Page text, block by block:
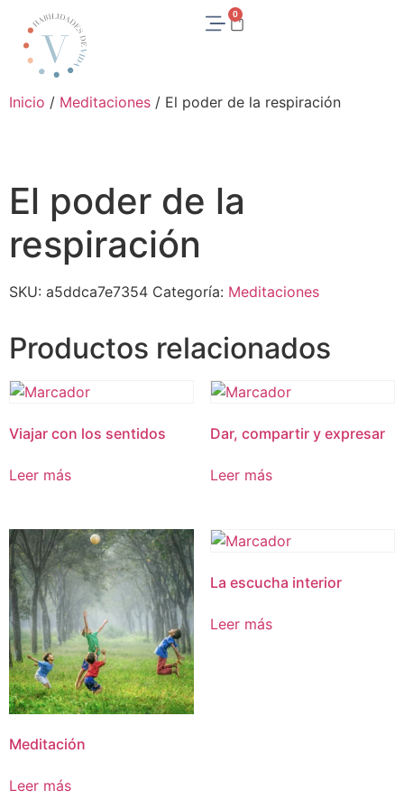
0
Inicio / Meditaciones / El poder de la respiración
El poder de la
respiración
SKU: a5ddca7e7354 Categoría: Meditaciones
Productos relacionados
Viajar con los sentidos
Leer más
Dar, compartir y expresar
Leer más
Meditación
Leer más
La escucha interior
Leer más